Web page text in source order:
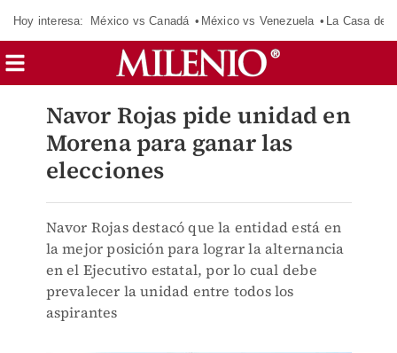
Hoy interesa: México vs Canadá México vs Venezuela La Casa de
Navor Rojas pide unidad en
Morena para ganar las
elecciones
Navor Rojas destacó que la entidad está en
la mejor posición para lograr la alternancia
en el Ejecutivo estatal, por lo cual debe
prevalecer la unidad entre todos los
aspirantes